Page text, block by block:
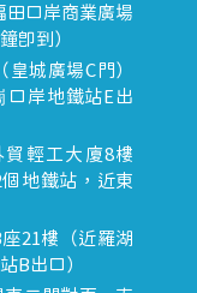
田口岸商業廣場
即到）
城廣場C門）
岸地鐵站E出
輕工大廈8樓
地鐵站，近東
21樓（近羅湖
B出口）